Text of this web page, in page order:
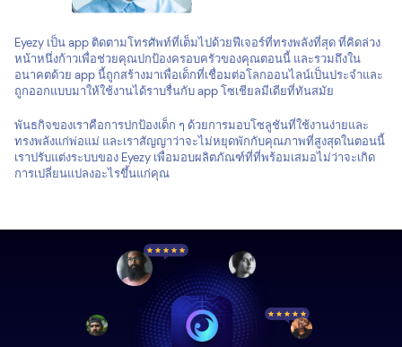
Eyezy เป็น app ติดตามโทรศัพท์ที่เต็มไปด้วยฟีเจอร์ที่ทรงพลังที่สุด ที่คิดล่วง
หน้าหนึ่งก้าวเพื่อช่วยคุณปกป้องครอบครัวของคุณตอนนี้ และรวมถึงใน
อนาคตด้วย app นี้ถูกสร้างมาเพื่อเด็กที่เชื่อมต่อโลกออนไลน์เป็นประจำและ
ถูกออกแบบมาให้ใช้งานได้ราบรื่นกับ app โซเชียลมีเดียที่ทันสมัย
พันธกิจของเราคือการปกป้องเด็ก ๆ ด้วยการมอบโซลูชันที่ใช้งานง่ายและ
ทรงพลังแก่พ่อแม่ และเราสัญญาว่าจะไม่หยุดพักกับคุณภาพที่สูงสุดในตอนนี้
เราปรับแต่งระบบของ Eyezy เพื่อมอบผลิตภัณฑ์ที่ที่พร้อมเสมอไม่ว่าจะเกิด
การเปลี่ยนแปลงอะไรขึ้นแก่คุณ